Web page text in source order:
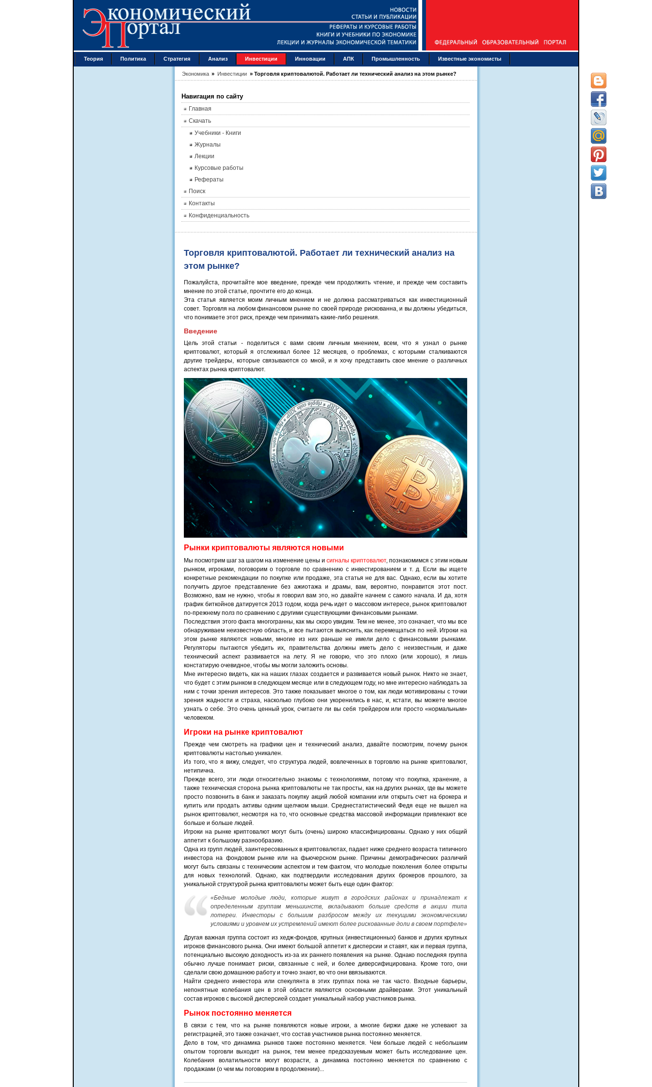
Теория Политика Стратегия Анализ Инвестиции Инновации АПК Промышленность Известные экономисты
Экономика » Инвестиции » Торговля криптовалютой. Работает ли технический анализ на этом рынке?
Навигация по сайту
Главная
Скачать
Учебники - Книги
Журналы
Лекции
Курсовые работы
Рефераты
Поиск
Контакты
Конфиденциальность
Торговля криптовалютой. Работает ли технический анализ на
этом рынке?
Пожалуйста, прочитайте мое введение, прежде чем продолжить чтение, и прежде чем составить
мнение по этой статье, прочтите его до конца.
Эта статья является моим личным мнением и не должна рассматриваться как инвестиционный
совет. Торговля на любом финансовом рынке по своей природе рискованна, и вы должны убедиться,
что понимаете этот риск, прежде чем принимать какие-либо решения.
Введение
Цель этой статьи - поделиться с вами своим личным мнением, всем, что я узнал о рынке
криптовалют, который я отслеживал более 12 месяцев, о проблемах, с которыми сталкиваются
другие трейдеры, которые связываются со мной, и я хочу представить свое мнение о различных
аспектах рынка криптовалют.
Рынки криптовалюты являются новыми
Мы посмотрим шаг за шагом на изменение цены и сигналы криптовалют, познакомимся с этим новым
рынком, игроками, поговорим о торговле по сравнению с инвестированием и т. д. Если вы ищете
конкретные рекомендации по покупке или продаже, эта статья не для вас. Однако, если вы хотите
получить другое представление без ажиотажа и драмы, вам, вероятно, понравится этот пост.
Возможно, вам не нужно, чтобы я говорил вам это, но давайте начнем с самого начала. И да, хотя
график биткойнов датируется 2013 годом, когда речь идет о массовом интересе, рынок криптовалют
по-прежнему полз по сравнению с другими существующими финансовыми рынками.
Последствия этого факта многогранны, как мы скоро увидим. Тем не менее, это означает, что мы все
обнаруживаем неизвестную область, и все пытаются выяснить, как перемещаться по ней. Игроки на
этом рынке являются новыми, многие из них раньше не имели дело с финансовыми рынками.
Регуляторы пытаются убедить их, правительства должны иметь дело с неизвестным, и даже
технический аспект развивается на лету. Я не говорю, что это плохо (или хорошо), я лишь
констатирую очевидное, чтобы мы могли заложить основы.
Мне интересно видеть, как на наших глазах создается и развивается новый рынок. Никто не знает,
что будет с этим рынком в следующем месяце или в следующем году, но мне интересно наблюдать за
ним с точки зрения интересов. Это также показывает многое о том, как люди мотивированы с точки
зрения жадности и страха, насколько глубоко они укоренились в нас, и, кстати, вы можете многое
узнать о себе. Это очень ценный урок, считаете ли вы себя трейдером или просто «нормальным»
человеком.
Игроки на рынке криптовалют
Прежде чем смотреть на графики цен и технический анализ, давайте посмотрим, почему рынок
криптовалюты настолько уникален.
Из того, что я вижу, следует, что структура людей, вовлеченных в торговлю на рынке криптовалют,
нетипична.
Прежде всего, эти люди относительно знакомы с технологиями, потому что покупка, хранение, а
также техническая сторона рынка криптовалюты не так просты, как на других рынках, где вы можете
просто позвонить в банк и заказать покупку акций любой компании или открыть счет на брокера и
купить или продать активы одним щелчком мыши. Среднестатистический Федя еще не вышел на
рынок криптовалют, несмотря на то, что основные средства массовой информации привлекают все
больше и больше людей.
Игроки на рынке криптовалют могут быть (очень) широко классифицированы. Однако у них общий
аппетит к большому разнообразию.
Одна из групп людей, заинтересованных в криптовалютах, падает ниже среднего возраста типичного
инвестора на фондовом рынке или на фьючерсном рынке. Причины демографических различий
могут быть связаны с техническим аспектом и тем фактом, что молодые поколения более открыты
для новых технологий. Однако, как подтвердили исследования других брокеров прошлого, за
уникальной структурой рынка криптовалюты может быть еще один фактор:
«Бедные молодые люди, которые живут в городских районах и принадлежат к
определенным группам меньшинств, вкладывают больше средств в акции типа
лотереи. Инвесторы с большим разбросом между их текущими экономическими
условиями и уровнем их устремлений имеют более рискованные доли в своем портфеле»
Другая важная группа состоит из хедж-фондов, крупных (инвестиционных) банков и других крупных
игроков финансового рынка. Они имеют большой аппетит к дисперсии и ставят, как и первая группа,
потенциально высокую доходность из-за их раннего появления на рынке. Однако последняя группа
обычно лучше понимает риски, связанные с ней, и более диверсифицирована. Кроме того, они
сделали свою домашнюю работу и точно знают, во что они ввязываются.
Найти среднего инвестора или спекулянта в этих группах пока не так часто. Входные барьеры,
непонятные колебания цен в этой области являются основными драйверами. Этот уникальный
состав игроков с высокой дисперсией создает уникальный набор участников рынка.
Рынок постоянно меняется
В связи с тем, что на рынке появляются новые игроки, а многие биржи даже не успевают за
регистрацией, это также означает, что состав участников рынка постоянно меняется.
Дело в том, что динамика рынков также постоянно меняется. Чем больше людей с небольшим
опытом торговли выходит на рынок, тем менее предсказуемым может быть исследование цен.
Колебания волатильности могут возрасти, а динамика постоянно меняется по сравнению с
продажами (о чем мы поговорим в продолжении)...